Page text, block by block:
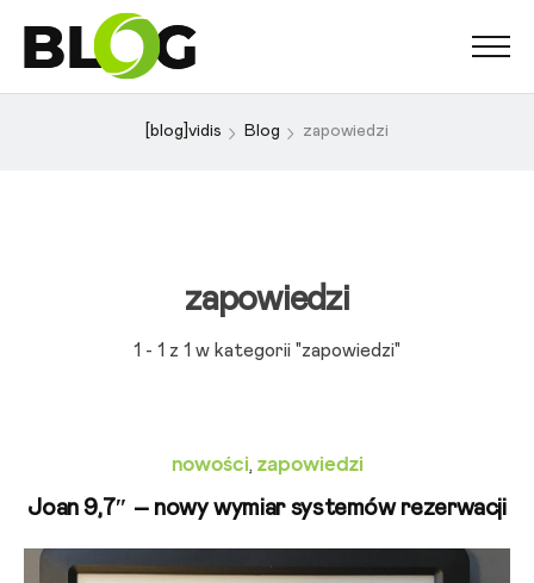
[blog]vidis Blog zapowiedzi
zapowiedzi
1 - 1 z 1 w kategorii "zapowiedzi"
nowości, zapowiedzi
Joan 9,7″ – nowy wymiar systemów rezerwacji